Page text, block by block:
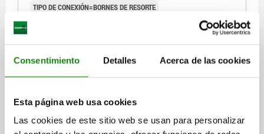
Consentimiento Detalles Acerca de las cookies
Esta página web usa cookies
Las cookies de este sitio web se usan para personalizar
TIPO DE CONEXIÓN=BORNES DE RESORTE
Referencia:81400-30-12
$856.35
más IVA.